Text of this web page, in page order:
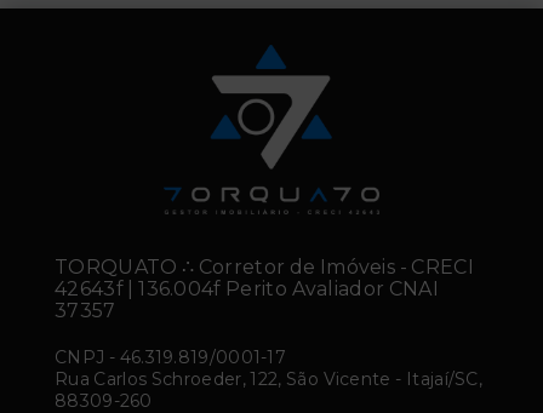
TORQUATO ∴ Corretor de Imóveis - CRECI
42643f | 136.004f Perito Avaliador CNAI
37357
CNPJ - 46.319.819/0001-17
Rua Carlos Schroeder, 122, São Vicente - Itajaí/SC,
88309-260